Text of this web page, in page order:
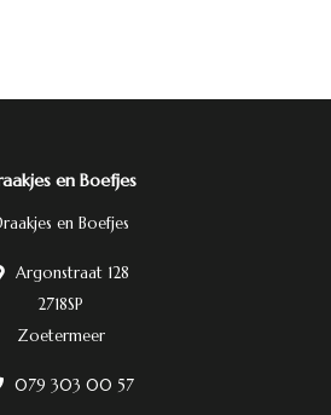
en Boefjes
en Boefjes
Argonstraat 128
2718SP
Zoetermeer
079 303 00 57